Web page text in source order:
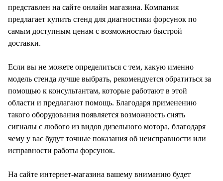
представлен на сайте онлайн магазина. Компания
предлагает купить стенд для диагностики форсунок по
самым доступным ценам с возможностью быстрой
доставки.
Если вы не можете определиться с тем, какую именно
модель стенда лучше выбрать, рекомендуется обратиться за
помощью к консультантам, которые работают в этой
области и предлагают помощь. Благодаря применению
такого оборудования появляется возможность снять
сигналы с любого из видов дизельного мотора, благодаря
чему у вас будут точные показания об неисправности или
исправности работы форсунок.
На сайте интернет-магазина вашему вниманию будет